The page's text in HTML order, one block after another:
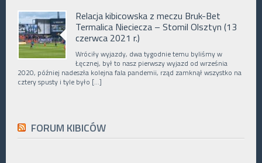
Relacja kibicowska z meczu Bruk-Bet
Termalica Nieciecza – Stomil Olsztyn (13
czerwca 2021 r.)
Wróciły wyjazdy, dwa tygodnie temu byliśmy w
Łęcznej, był to nasz pierwszy wyjazd od września
2020, później nadeszła kolejna fala pandemii, rząd zamknął wszystko na
cztery spusty i tyle było […]
FORUM KIBICÓW